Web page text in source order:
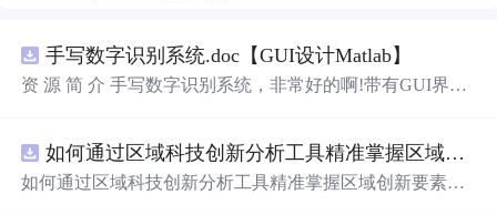
手写数字识别系统.doc【GUI设计Matlab】
资 源 简 介 手写数字识别系统，非常好的啊!带有GUI界
带有直观的图形用户界面（GUI），非常容易使用。你只
需要将手写数字输入系统，它将立即给出准确的识别结
如何通过区域科技创新分析工具精准掌握区域创新要素分布与产业链融合现状？.docx
如何通过区域科技创新分析工具精准掌握区域创新要素分